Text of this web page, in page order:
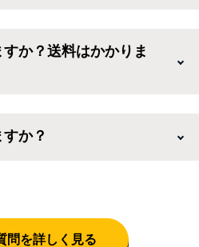
セットから、季節・空調家
まで、幅広く中古家電を取り
か？送料はかかりま
自社配送を選択いただくこと
か？
ご連絡をさせて頂きます。
問を詳しく見る